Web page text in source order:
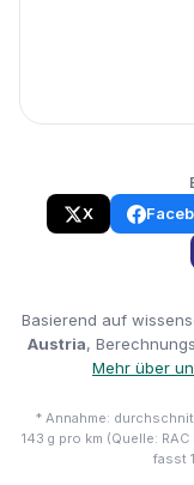
X
Basierend auf
Austria,
Mehr über
* Annahme:
143 g pro km (Quelle:
fasst